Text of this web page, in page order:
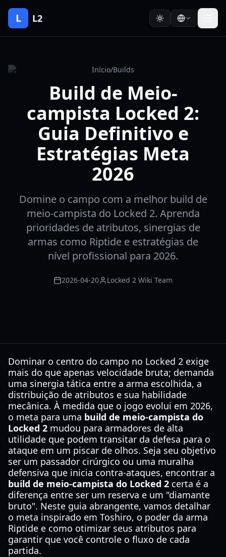
L L2
Início/Builds
Build de Meio-
campista Locked 2:
Guia Definitivo e
Estratégias Meta
2026
Domine o campo com a melhor build de
meio-campista do Locked 2. Aprenda
prioridades de atributos, sinergias de
armas como Riptide e estratégias de
nível profissional para 2026.
2026-04-20 Locked 2 Wiki Team
Dominar o centro do campo no Locked 2 exige
mais do que apenas velocidade bruta; demanda
uma sinergia tática entre a arma escolhida, a
distribuição de atributos e sua habilidade
mecânica. À medida que o jogo evolui em 2026,
o meta para uma build de meio-campista do
Locked 2 mudou para armadores de alta
utilidade que podem transitar da defesa para o
ataque em um piscar de olhos. Seja seu objetivo
ser um passador cirúrgico ou uma muralha
defensiva que inicia contra-ataques, encontrar a
build de meio-campista do Locked 2 certa é a
diferença entre ser um reserva e um "diamante
bruto". Neste guia abrangente, vamos detalhar
o meta inspirado em Toshiro, o poder da arma
Riptide e como otimizar seus atributos para
garantir que você controle o fluxo de cada
partida.